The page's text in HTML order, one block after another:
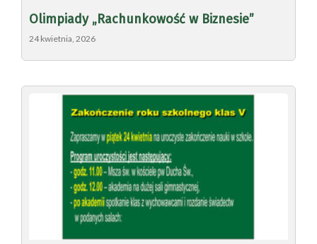
Olimpiady „Rachunkowość w Biznesie”
24 kwietnia, 2026